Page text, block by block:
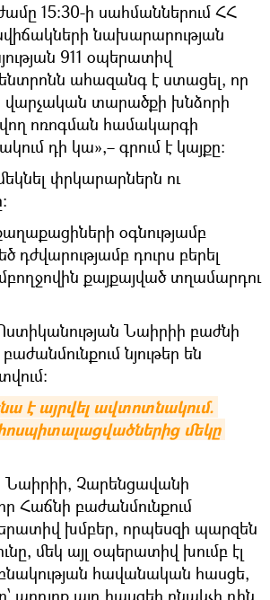
15։30-ի սահմաններում ՀՀ
նախարարության
911 օպերատիվ
ահազանգ է ստացել, որ
վարչական տարածքի խնձորի
ոռոգման համակարգի
դի կա»,– գրում է կայքը։
փրկարարներն ու
օգնությամբ
դժվարությամբ դուրս բերել
քայքայված տղամարդու
Նաիրիի բաժնի
նյութեր են
է այրվել ավտոտնակում.
մեկը
Նաիրիի, Չարենցավանի
Հաճնի բաժանմունքում
խմբեր, որպեսզի պարզեն
մեկ այլ օպերատիվ խումբ էլ
հավանական հասցե,